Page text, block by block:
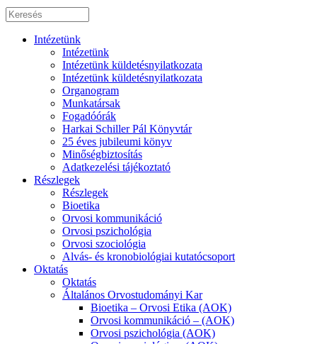
Intézetünk
Intézetünk
Intézetünk küldetésnyilatkozata
Intézetünk küldetésnyilatkozata
Organogram
Munkatársak
Fogadóórák
Harkai Schiller Pál Könyvtár
25 éves jubileumi könyv
Minőségbiztosítás
Adatkezelési tájékoztató
Részlegek
Részlegek
Bioetika
Orvosi kommunikáció
Orvosi pszichológia
Orvosi szociológia
Alvás- és kronobiológiai kutatócsoport
Oktatás
Oktatás
Általános Orvostudományi Kar
Bioetika – Orvosi Etika (AOK)
Orvosi kommunikáció – (AOK)
Orvosi pszichológia (AOK)